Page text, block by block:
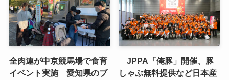
全肉連が中京競馬場で食育
イベント実施 愛知県のブ
JPPA「俺豚」開催、豚
しゃぶ無料提供など日本産